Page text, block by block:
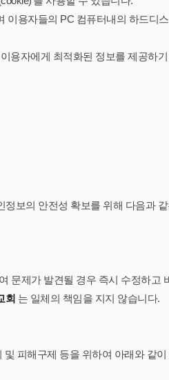
이용자들의 PC 컴퓨터내의 하드디
용자에게 최적화된 정보를 제공하
보의 안전성 확보를 위해 다음과
문제가 발견될 경우 즉시 수정하고
회 는 일체의 책임을 지지 않습니다.
피해구제 등을 위하여 아래와 같